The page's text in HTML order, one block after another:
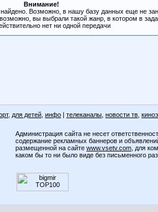
Внимание!
Возможно, в нашу базу данных еще не
вы выбрали такой жанр, в котором в
нет ни одной передачи
, для детей инфо | телеканалы новости тв
Администрация сайта не несет
содержание рекламных баннеров и
размещенной на сайте www.vsetv.com , для
каком бы то ни было виде без письменного